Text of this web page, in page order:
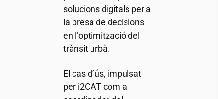
solucions digitals per a
la presa de decisions
en l’optimització del
trànsit urbà.
El cas d’ús, impulsat
per i2CATcom a